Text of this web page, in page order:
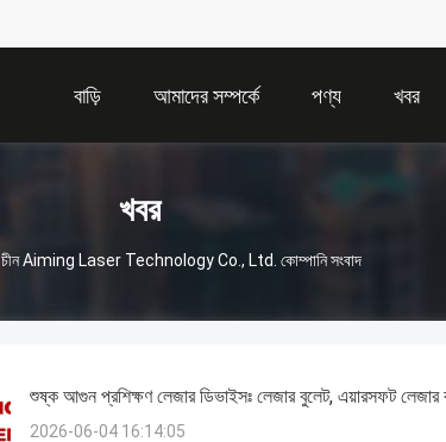
বাড়ি আমাদের সম্পর্কে পণ্য খবর
খবর
চীন Aiming Laser Technology Co., Ltd. কোম্পানি সংবাদ
শুষ্ক আগুন প্রশিক্ষণ লেজার ডিভাইসঃ লেজার বুলেট, এয়ারসফট
2026-06-04 16:14:05